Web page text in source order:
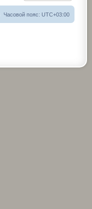
Часовой пояс: UTC+03:00